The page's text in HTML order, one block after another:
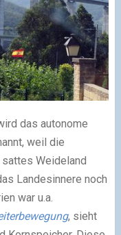
das autonome
weil die
Weideland
Landesinnere noch
war u.a.
, sieht